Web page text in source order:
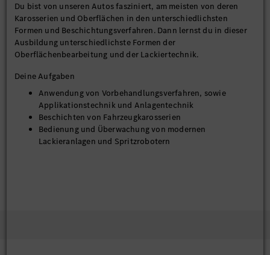
Du bist von unseren Autos fasziniert, am meisten von deren
Karosserien und Oberflächen in den unterschiedlichsten
Formen und Beschichtungsverfahren. Dann lernst du in dieser
Ausbildung unterschiedlichste Formen der
Oberflächenbearbeitung und der Lackiertechnik.
Deine Aufgaben
Anwendung von Vorbehandlungsverfahren, sowie
Applikationstechnik und Anlagentechnik
Beschichten von Fahrzeugkarosserien
Bedienung und Überwachung von modernen
Lackieranlagen und Spritzrobotern